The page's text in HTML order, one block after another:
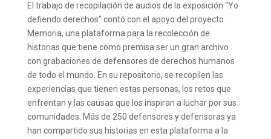
El trabajo de recopilación de audios de la exposición “Yo
defiendo derechos” contó con el apoyo del proyecto
Memoria, una plataforma para la recolección de
historias que tiene como premisa ser un gran archivo
con grabaciones de defensores de derechos humanos
de todo el mundo. En su repositorio, se recopilen las
experiencias que tienen estas personas, los retos que
enfrentan y las causas que los inspiran a luchar por sus
comunidades. Más de 250 defensores y defensoras ya
han compartido sus historias en esta plataforma a la